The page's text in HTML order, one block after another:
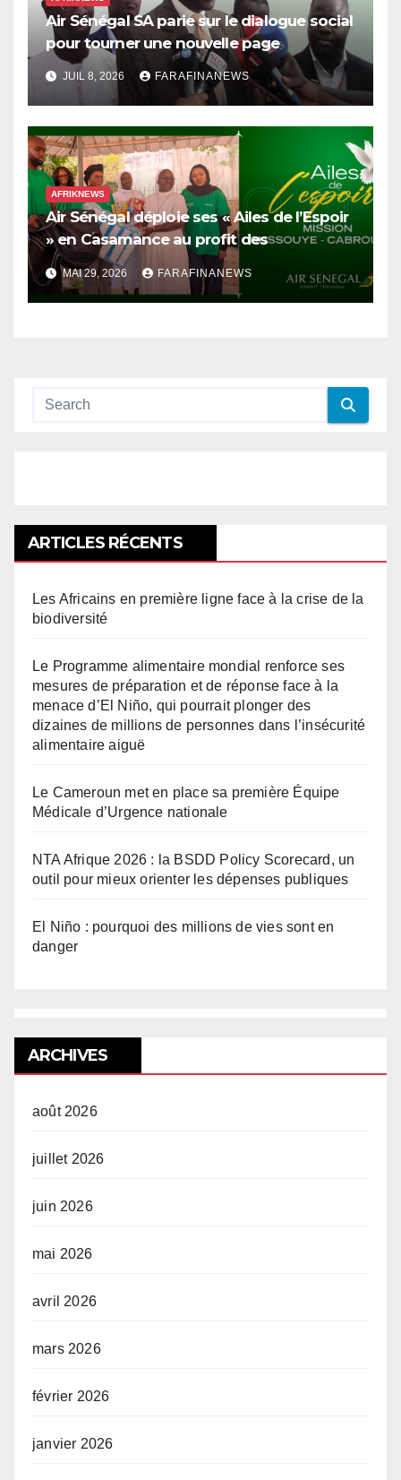
Air Sénégal SA parie sur le dialogue social
pour tourner une nouvelle page
JUIL 8, 2026 FARAFINANEWS
AFRIKNEWS
Air Sénégal déploie ses « Ailes de l’Espoir
» en Casamance au profit des
orphelinats d’Oussouye et de Cabrousse
MAI 29, 2026 FARAFINANEWS
ARTICLES RÉCENTS
Les Africains en première ligne face à la crise de la
biodiversité
Le Programme alimentaire mondial renforce ses
mesures de préparation et de réponse face à la
menace d’El Niño, qui pourrait plonger des
dizaines de millions de personnes dans l’insécurité
alimentaire aiguë
Le Cameroun met en place sa première Équipe
Médicale d’Urgence nationale
NTA Afrique 2026 : la BSDD Policy Scorecard, un
outil pour mieux orienter les dépenses publiques
El Niño : pourquoi des millions de vies sont en
danger
ARCHIVES
août 2026
juillet 2026
juin 2026
mai 2026
avril 2026
mars 2026
février 2026
janvier 2026